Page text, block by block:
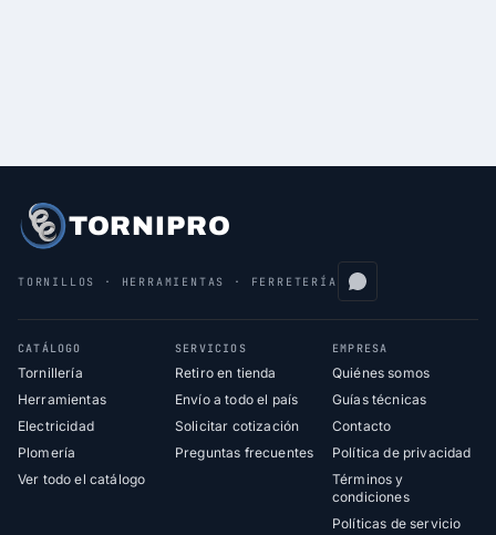
TORNIPRO
TORNILLOS · HERRAMIENTAS · FERRETERÍA
CATÁLOGO
Tornillería
Herramientas
Electricidad
Plomería
Ver todo el catálogo
SERVICIOS
Retiro en tienda
Envío a todo el país
Solicitar cotización
Preguntas frecuentes
EMPRESA
Quiénes somos
Guías técnicas
Contacto
Política de privacidad
Términos y
condiciones
Políticas de servicio